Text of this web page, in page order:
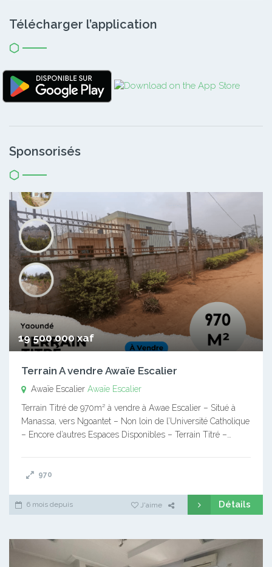
Télécharger l’application
Sponsorisés
19 500 000 xaf
Terrain A vendre Awaïe Escalier
Awaïe Escalier Awaïe Escalier
Terrain Titré de 970m² à vendre à Awae Escalier – Situé à
Manassa, vers Ngoantet – Non loin de l’Université Catholique
– Encore d’autres Espaces Disponibles – Terrain Titré –…
970
6 mois depuis J'aime Détails